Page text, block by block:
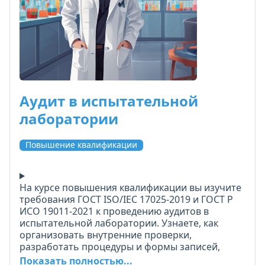
Аудит в испытательной
лаборатории
Повышение квалификации
На курсе повышения квалификации вы изучите
требования ГОСТ ISO/IEC 17025-2019 и ГОСТ Р
ИСО 19011-2021 к проведению аудитов в
испытательной лаборатории. Узнаете, как
организовать внутренние проверки,
разработать процедуры и формы записей,
сформировать аудиторскую группу и внедрить
Показать полностью...